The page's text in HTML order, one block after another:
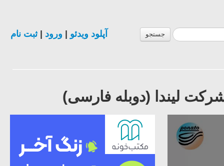
جستجو آپلود ویدئو ورود |ثبت نام
لیندا (دوبله فارسی)